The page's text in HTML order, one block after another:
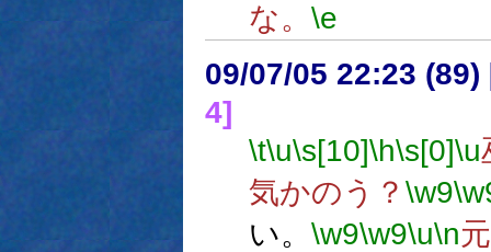
な。 \e
09/07/05 22:23 (89)
4]
\t\u\s[10]\h\s[0]\u
気かのう？ \w9
い。 \w9\w9\u\n